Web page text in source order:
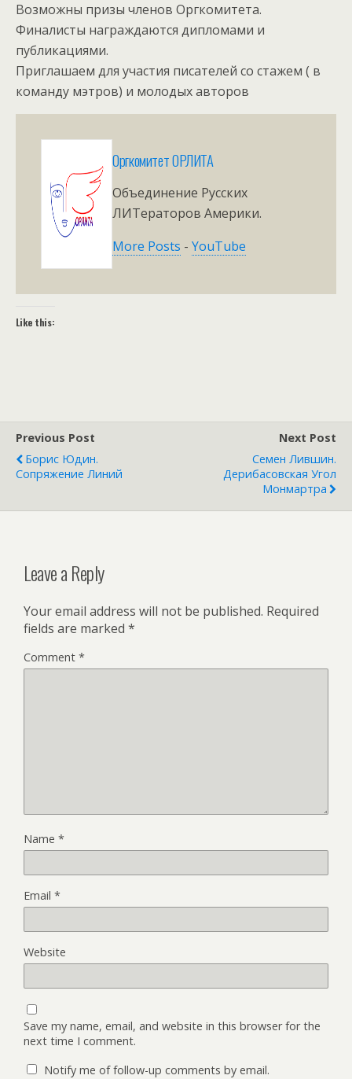
Возможны призы членов Оргкомитета.
Финалисты награждаются дипломами и
публикациями.
Приглашаем для участия писателей со стажем ( в
команду мэтров) и молодых авторов
Оргкомитет ОРЛИТА
Объединение Русских
ЛИТераторов Америки.
More Posts -YouTube
Like this:
Previous Post
Борис Юдин.
Сопряжение Линий
Next Post
Семен Лившин.
Дерибасовская Угол
Монмартра
Leave a Reply
Your email address will not be published. Required
fields are marked *
Comment *
Name *
Email *
Website
Save my name, email, and website in this browser for the
next time I comment.
Notify me of follow-up comments by email.